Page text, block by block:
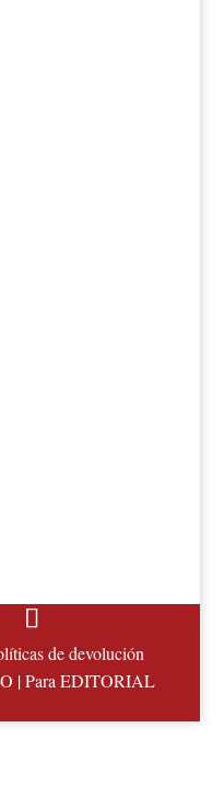
de devolución
| Para EDITORIAL